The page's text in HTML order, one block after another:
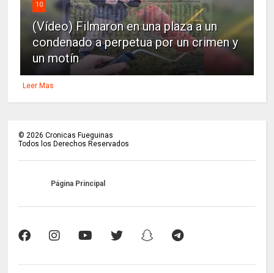
10
(Vídeo) Filmaron en una plaza a un
condenado a perpetua por un crimen y
un motín
Leer Mas
© 2026 Cronicas Fueguinas
Todos los Derechos Reservados
Página Principal